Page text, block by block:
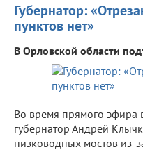
Губернатор:
пунктов нет»
В Орловской области
Во время прямого эфира
губернатор Андрей
низководных мостов из-